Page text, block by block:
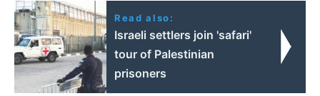
Read also:
Israeli settlers join 'safari'
tour of Palestinian
prisoners